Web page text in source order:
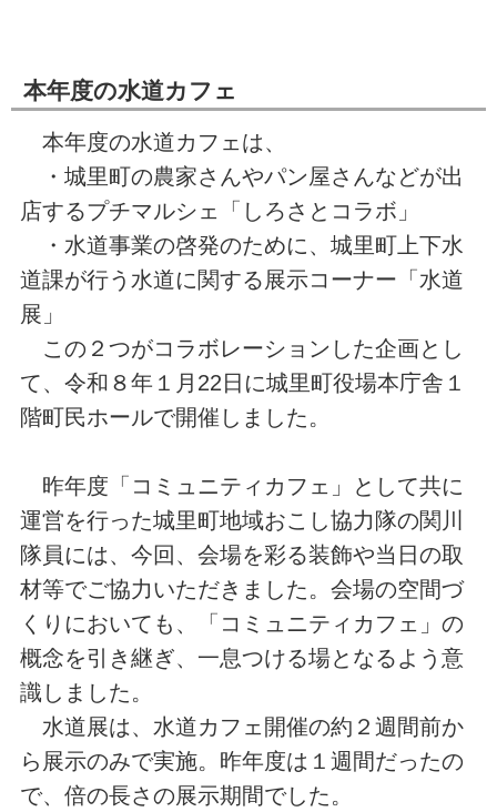
本年度の水道カフェ
本年度の水道カフェは、
・城里町の農家さんやパン屋さんなどが出
店するプチマルシェ「しろさとコラボ」
・水道事業の啓発のために、城里町上下水
道課が行う水道に関する展示コーナー「水道
展」
この２つがコラボレーションした企画とし
て、令和８年１月22日に城里町役場本庁舎１
階町民ホールで開催しました。
昨年度「コミュニティカフェ」として共に
運営を行った城里町地域おこし協力隊の関川
隊員には、今回、会場を彩る装飾や当日の取
材等でご協力いただきました。会場の空間づ
くりにおいても、「コミュニティカフェ」の
概念を引き継ぎ、一息つける場となるよう意
識しました。
水道展は、水道カフェ開催の約２週間前か
ら展示のみで実施。昨年度は１週間だったの
で、倍の長さの展示期間でした。